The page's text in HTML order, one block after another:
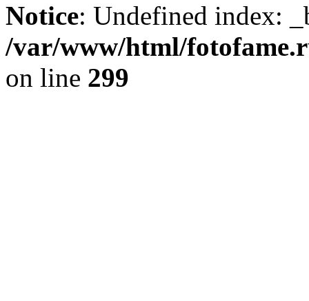
Notice: Undefined index:
/var/www/html/
on line 299